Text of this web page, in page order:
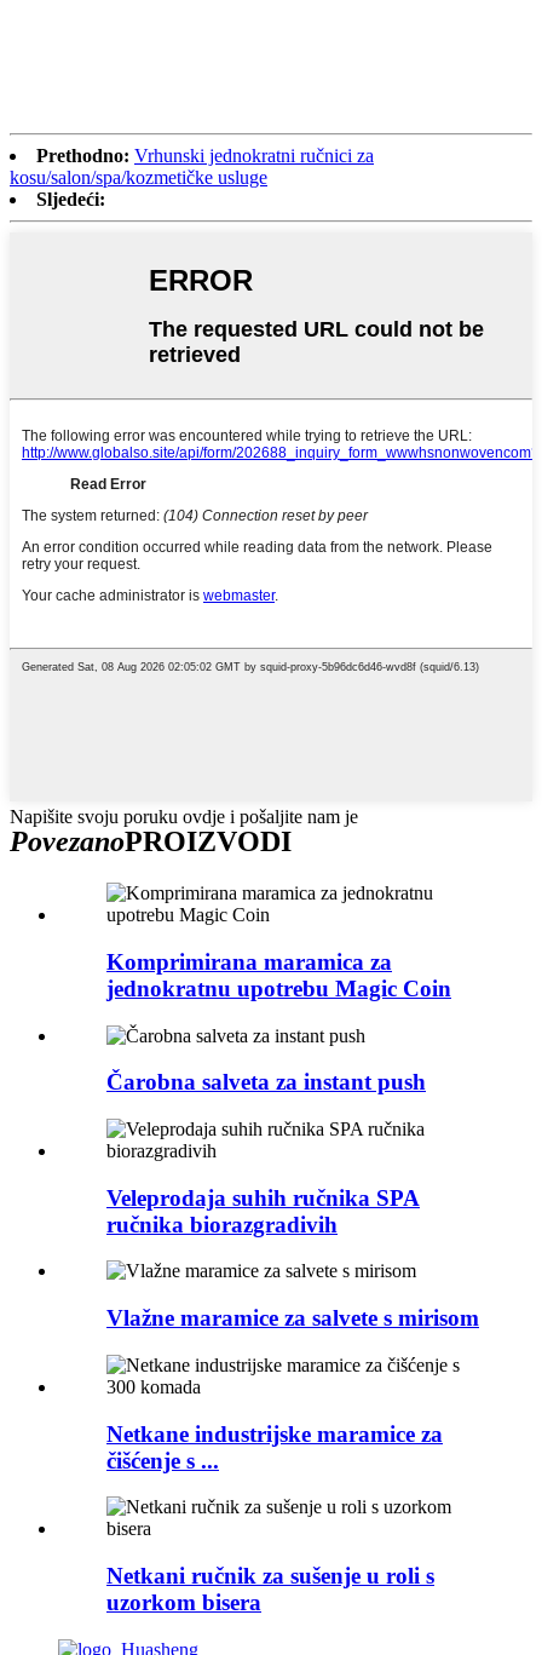
Prethodno: Vrhunski jednokratni ručnici za
kosu/salon/spa/kozmetičke usluge
Sljedeći:
Napišite svoju poruku ovdje i pošaljite nam je
PovezanoPROIZVODI
Komprimirana maramica za
jednokratnu upotrebu Magic Coin
Čarobna salveta za instant push
Veleprodaja suhih ručnika SPA
ručnika biorazgradivih
Vlažne maramice za salvete s mirisom
Netkane industrijske maramice za
čišćenje s ...
Netkani ručnik za sušenje u roli s
uzorkom bisera